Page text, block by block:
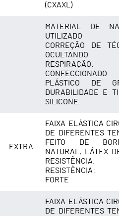
(CXAXL)
MATERIAL DE
UTILIZADO
CORREÇÃO DE
RESPIRAÇÃO.
PLÁSTICO DE
DURABILIDADE E
SILICONE.
EXTRA
FAIXA ELÁSTICA
DE DIFERENTES
FEITO DE
NATURAL, LÁTEX
RESISTÊNCIA.
RESISTÊNCIA:
FORTE
FAIXA ELÁSTICA
DE DIFERENTES